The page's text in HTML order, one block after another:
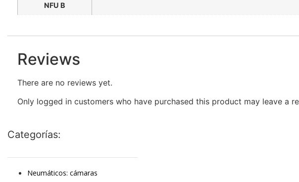
NFU B
Reviews
There are no reviews yet.
Only logged in customers who have purchased this product may leave a
Categorías:
Neumáticos: cámaras